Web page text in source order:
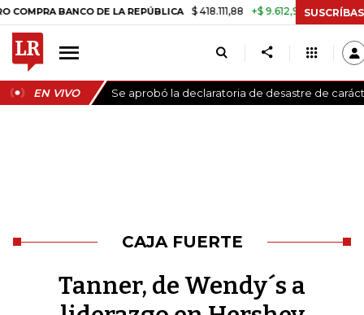
DE LA REPÚBLICA $ 418.111,88 +$ 9.612,91 +2,35% TASA DE
EN VIVO Se aprobó la declaratoria de desastre de
CAJA FUERTE
Tanner, de Wendy´s a